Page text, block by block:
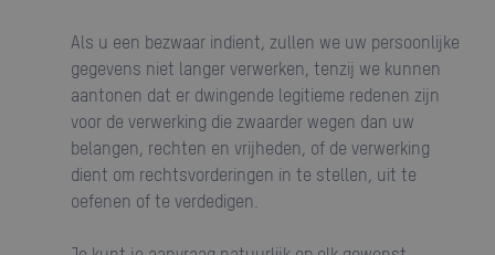
Als u een bezwaar indient, zullen we uw persoonlijke
gegevens niet langer verwerken, tenzij we kunnen
aantonen dat er dwingende legitieme redenen zijn
voor de verwerking die zwaarder wegen dan uw
belangen, rechten en vrijheden, of de verwerking
dient om rechtsvorderingen in te stellen, uit te
oefenen of te verdedigen.